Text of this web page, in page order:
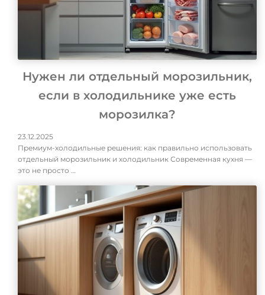
Нужен ли отдельный морозильник,
если в холодильнике уже есть
морозилка?
23.12.2025
Премиум-холодильные решения: как правильно использовать
отдельный морозильник и холодильник Современная кухня —
это не просто …